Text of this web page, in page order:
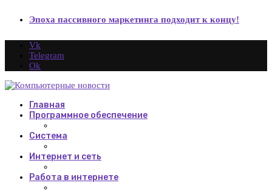
Эпоха пассивного маркетинга подходит к концу!
Vk
Telegram
Ok
Главная
Программное обеспечение
Система
Интернет и сеть
Работа в интернете